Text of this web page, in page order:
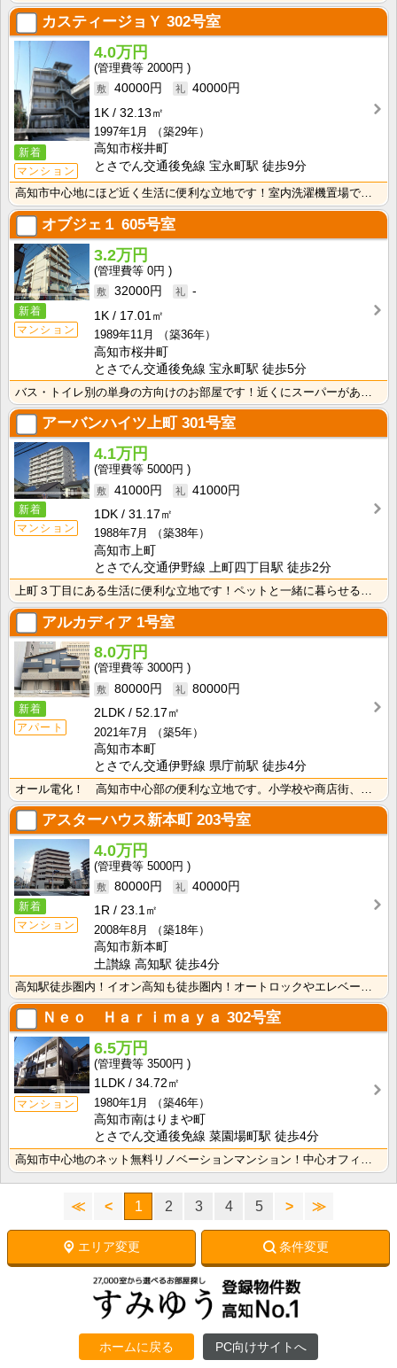
カスティージョＹ 302号室
新着
マンション
4.0万円
2000円
40000円
40000円
1K
32.13㎡
1997年1月
（築29年）
高知市桜井町
とさでん交通後免線 宝永町駅 徒歩9分
高知市中心地にほど近く生活に便利な立地です！室内洗濯機置場で冬でもお洗濯快適！バス・トイレ別なので、･･･
オブジェ１ 605号室
新着
マンション
3.2万円
0円
32000円
-
1K
17.01㎡
1989年11月
（築36年）
高知市桜井町
とさでん交通後免線 宝永町駅 徒歩5分
アーバンハイツ上町 301号室
新着
マンション
4.1万円
5000円
41000円
41000円
1DK
31.17㎡
1988年7月
（築38年）
高知市上町
とさでん交通伊野線 上町四丁目駅 徒歩2分
アルカディア 1号室
新着
アパート
8.0万円
3000円
80000円
80000円
2LDK
52.17㎡
2021年7月
（築5年）
高知市本町
とさでん交通伊野線 県庁前駅 徒歩4分
アスターハウス新本町203号室
新着
マンション
4.0万円
5000円
80000円
40000円
1R
23.1㎡
2008年8月
（築18年）
高知市新本町
土讃線 高知駅 徒歩4分
高知駅徒歩圏内！イオン高知も徒歩圏内！オートロックやエレベーターもあり立地でも選ばれる物件★どこに行･･･
Ｎｅｏ Ｈａｒｉｍａｙａ 302号室
マンション
6.5万円
3500円
1LDK
34.72㎡
1980年1月
（築46年）
高知市南はりまや町
とさでん交通後免線 菜園場町駅 徒歩4分
高知市中心地のネット無料リノベーションマンション！中心オフィス街に通勤・通学の方におすすめ！インター･･･
≪ < 1 2 3 4 5 > ≫
エリア変更 条件変更
ホームに戻る PC向けサイトへ